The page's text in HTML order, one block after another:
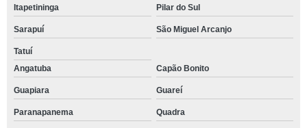
Itapetininga Pilar do Sul
Sarapuí São Miguel Arcanjo
Tatuí
Angatuba
Capão Bonito
Guapiara Guareí
Paranapanema Quadra